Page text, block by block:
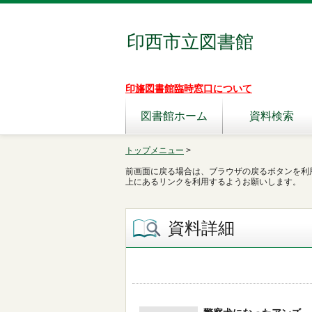
印西市立図書館
印旛図書館臨時窓口について
図書館ホーム 資料検索
トップメニュー >
前画面に戻る場合は、ブラウザの戻るボタンを利
上にあるリンクを利用するようお願いします。
資料詳細